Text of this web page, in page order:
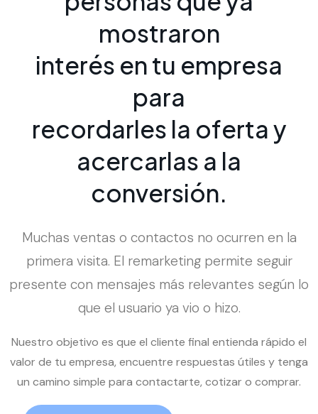
mostraron
interés entu empresa
para
recordarles la ofertay
acercarlas a la
conversión.
Muchas ventas o contactos no ocurren en la
primera visita. El remarketing permite seguir
presente con mensajes más relevantes según lo
que el usuario ya vio o hizo.
Nuestro objetivo es que el cliente final entienda rápido el
valor de tu empresa, encuentre respuestas útiles y tenga
un camino simple para contactarte, cotizar o comprar.